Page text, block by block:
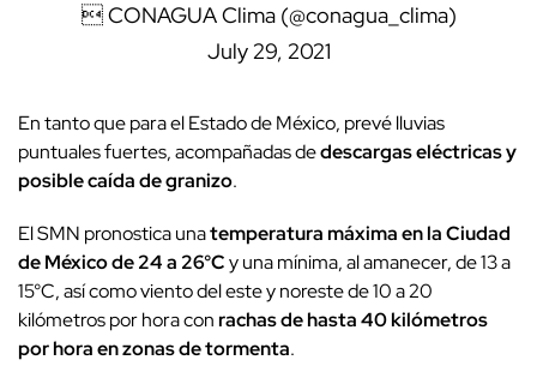
 CONAGUA Clima (@conagua_clima)
July 29, 2021
En tanto que para el Estado de México, prevé lluvias
puntuales fuertes, acompañadas dedescargas eléctricas y
posible caída de granizo.
El SMN pronostica unatemperatura máxima en la Ciudad
de México de 24 a 26°Cy una mínima, al amanecer, de 13 a
15°C, así como viento del este y noreste de 10 a 20
kilómetros por hora conrachas de hasta 40 kilómetros
por hora en zonas de tormenta.